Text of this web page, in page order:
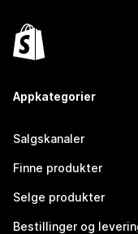
Appkategorier
Salgskanaler
Finne produkter
Selge produkter
Bestillinger og